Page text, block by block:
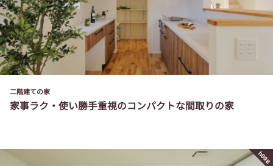
二階建ての家
家事ラク・使い勝手重視のコンパクトな間取りの家
h098